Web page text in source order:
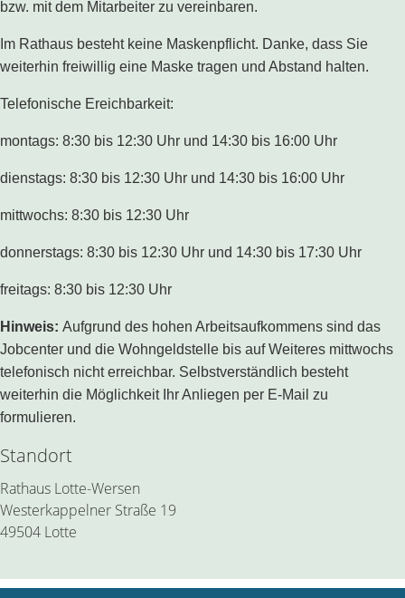
bzw. mit dem Mitarbeiter zu vereinbaren.
Im Rathaus besteht keine Maskenpflicht. Danke, dass Sie
weiterhin freiwillig eine Maske tragen und Abstand halten.
Telefonische Ereichbarkeit:
montags: 8:30 bis 12:30 Uhr und 14:30 bis 16:00 Uhr
dienstags: 8:30 bis 12:30 Uhr und 14:30 bis 16:00 Uhr
mittwochs: 8:30 bis 12:30 Uhr
donnerstags: 8:30 bis 12:30 Uhr und 14:30 bis 17:30 Uhr
freitags: 8:30 bis 12:30 Uhr
Hinweis: Aufgrund des hohen Arbeitsaufkommens sind das
Jobcenter und die Wohngeldstelle bis auf Weiteres mittwochs
telefonisch nicht erreichbar. Selbstverständlich besteht
weiterhin die Möglichkeit Ihr Anliegen per E-Mail zu
formulieren.
Standort
Rathaus Lotte-Wersen
Westerkappelner Straße 19
49504 Lotte